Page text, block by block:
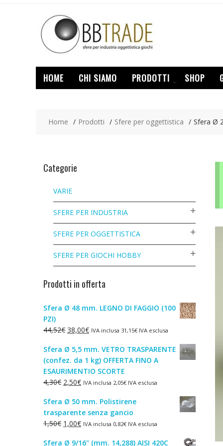
HOME CHI SIAMO PRODOTTI SHOP
Home Prodotti Sfere per oggettistica Sfera Ø
Categorie
VARIE
SFERE PER INDUSTRIA
SFERE PER OGGETTISTICA
SFERE PER GIOCHI HOBBY
Prodotti in offerta
Sfera Ø 48 mm. LEGNO DI FAGGIO (100
PZI)
44,52€ Il
originale
era:
44,52€.
38,00€Il
attuale
è:
38,00€.
IVA inclusa 31,15€ IVA esclusa
Sfera Ø 5,5 mm. VETRO TRASPARENTE
(confez. da 1 kg) OFFERTA FINO A
ESAURIMENTIO SCORTE
4,30€ Il
originale
era:
4,30€.
2,50€Il
attuale
è:
2,50€.
IVA inclusa 2,05€ IVA esclusa
Sfera Ø 50 mm. Polistirene
trasparente senza gancio
1,50€ Il1,00€IlIVA inclusa 0,82€ IVA esclusa
Sfera Ø 9/16" (mm. 14,288) AISI 420C